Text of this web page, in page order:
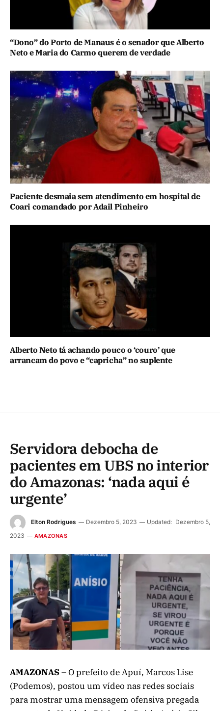
“Dono” do Porto de Manaus é o senador que Alberto
Neto e Maria do Carmo querem de verdade
Paciente desmaia sem atendimento em hospital de
Coari comandado por Adail Pinheiro
Alberto Neto tá achando pouco o ‘couro’ que
arrancam do povo e “capricha” no suplente
Servidora debocha de
pacientes em UBS no interior
do Amazonas: ‘nada aqui é
urgente’
Elton Rodrigues Dezembro 5, 2023 Updated: Dezembro 5,
2023
AMAZONAS
AMAZONAS – O prefeito de Apuí, Marcos Lise
(Podemos), postou um vídeo nas redes sociais
para mostrar uma mensagem ofensiva pregada